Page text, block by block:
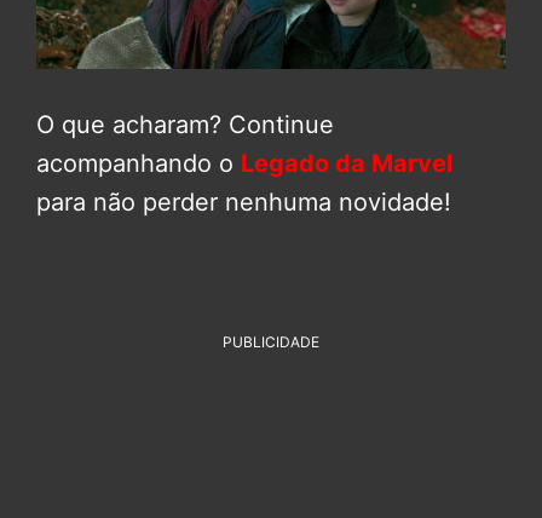
O que acharam? Continue
acompanhando o Legado da Marvel
para não perder nenhuma novidade!
PUBLICIDADE